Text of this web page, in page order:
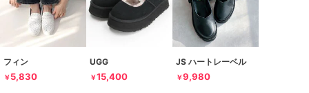
フィン
￥ 5,830
UGG
￥15,400
JS ハートレーベル
￥9,980